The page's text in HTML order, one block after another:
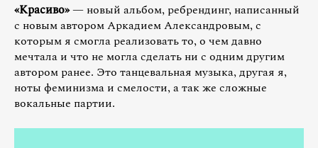
«Красиво»— новый альбом, ребрендинг, написанный
с новым автором Аркадием Александровым, с
которым я смогла реализовать то, о чем давно
мечтала и что не могла сделать ни с одним другим
автором ранее. Это танцевальная музыка, другая я,
ноты феминизма и смелости, а так же сложные
вокальные партии.